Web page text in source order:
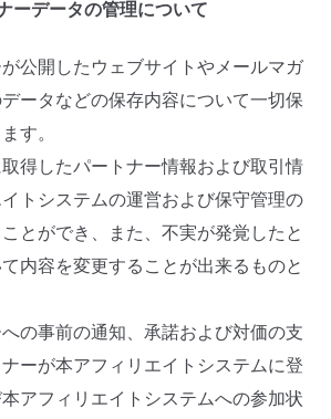
データの管理について
公開したウェブサイトやメールマガ
ータなどの保存内容について一切保
す。
得したパートナー情報および取引情
トシステムの運営および保守管理の
とができ、また、不実が発覚したと
内容を変更することが出来るものと
の事前の通知、承諾および対価の支
ーが本アフィリエイトシステムに登
アフィリエイトシステムへの参加状